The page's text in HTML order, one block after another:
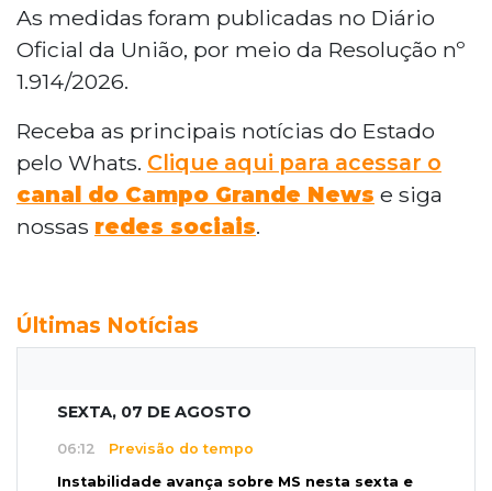
As medidas foram publicadas no Diário
Oficial da União, por meio da Resolução nº
1.914/2026.
Receba as principais notícias do Estado
pelo Whats. Clique aqui para acessar o
canal do Campo Grande News e siga
nossas redes sociais.
Últimas Notícias
SEXTA, 07 DE AGOSTO
06:12 Previsão do tempo
Instabilidade avança sobre MS nesta sexta e